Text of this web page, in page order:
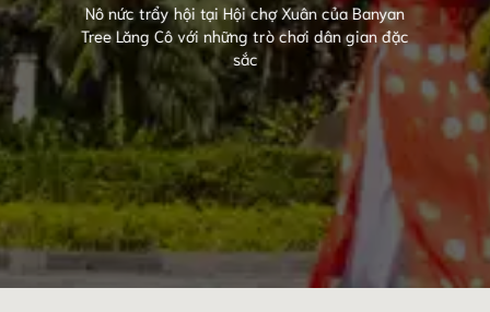
Nô nức trẩy hội tại Hội chợ Xuân của Banyan
Tree Lăng Cô với những trò chơi dân gian đặc
sắc